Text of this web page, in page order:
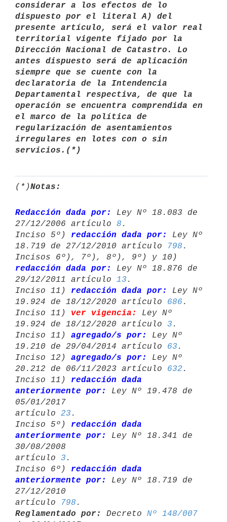
considerar a los efectos de lo
dispuesto por el literal A) del
presente artículo, será el valor real
territorial vigente fijado por la
Dirección Nacional de Catastro. Lo
antes dispuesto será de aplicación
siempre que se cuente con la
declaratoria de la Intendencia
Departamental respectiva, de que la
operación se encuentra comprendida en
el marco de la política de
regularización de asentamientos
irregulares en lotes con o sin
servicios.(*)
(*)Notas:
Redacción dada por:
Ley Nº 18.083 de
27/12/2006 artículo 8 .
Inciso 5º) redacción dada por:
Ley Nº
18.719 de 27/12/2010 artículo
798 .
redacción dada por:
Ley Nº 18.876 de
29/12/2011 artículo 13 .
Inciso 11) redacción dada por:
Ley Nº
19.924 de 18/12/2020 artículo 686 .
Inciso 11) ver vigencia:
Ley Nº
19.924 de 18/12/2020 artículo 3 .
Inciso 11) agregado/s por:
Ley Nº
19.210 de 29/04/2014 artículo 63 .
Inciso 12) agregado/s por:
Ley Nº
20.212 de 06/11/2023 artículo 632 .
Inciso 11) redacción dada
anteriormente por:
Ley Nº 19.478 de
05/01/2017
artículo 23 .
Inciso 5º) redacción dada
anteriormente por:
Ley Nº 18.341 de
30/08/2008
artículo 3 .
Inciso 6º) redacción dada
anteriormente por:
Ley Nº 18.719 de
27/12/2010
artículo
798
Reglamentado por:
Decreto Nº 148/007